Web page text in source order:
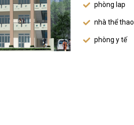
phòng lap
nhà thể thao
phòng y tế